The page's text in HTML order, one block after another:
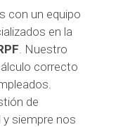
con un equipo
en la
. Nuestro
correcto
de
y siempre nos